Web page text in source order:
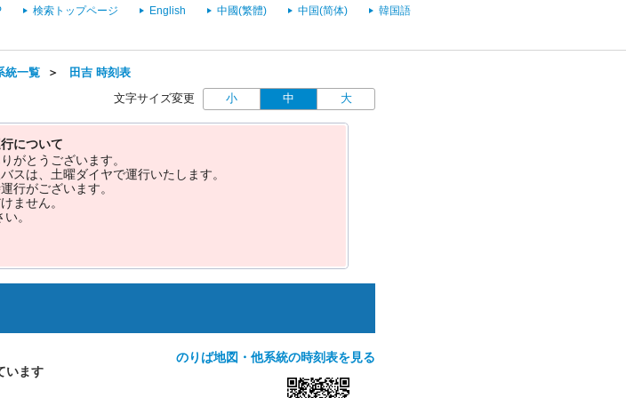
検索トップページ English 中國(繁體) 中国(简体) 韓国語
統一覧 ＞ 田吉 時刻表
文字サイズ変更 小 中 大
について
がとうございます。
スは、土曜ダイヤで運行いたします。
行がございます。
ません。
。
のりば地図・他系統の時刻表を見る
います